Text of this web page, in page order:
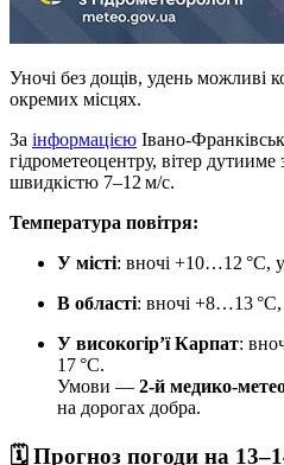
Уночі без дощів, удень можливі
окремих місцях.
За інформацією
гідрометеоцентру, вітер дутииме
швидкістю 7–12 м/с.
Температура повітря:
У місті: вночі +10…12 °C,
В області: вночі +8…13
У високогір’ї Карпат:
17 °C.
Умови — 2‑й
на дорогах добра.
🗓 Прогноз погоди на